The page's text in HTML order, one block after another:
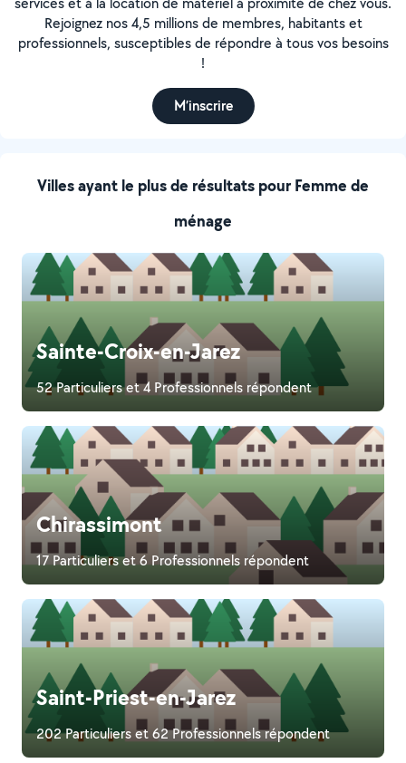
Villes ayant le plus de résultats pour Femme de
ménage
Sainte-Croix-en-Jarez
52 Particuliers et 4 Professionnels répondent
Chirassimont
17 Particuliers et 6 Professionnels répondent
Saint-Priest-en-Jarez
202 Particuliers et 62 Professionnels répondent
Rejoignez nos 4,5 millions de membres, habitants et
professionnels, susceptibles de répondre à tous vos besoins
!
M’inscrire